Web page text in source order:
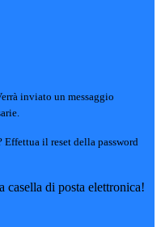
inviato un messaggio
Effettua il reset della password
casella di posta elettronica!